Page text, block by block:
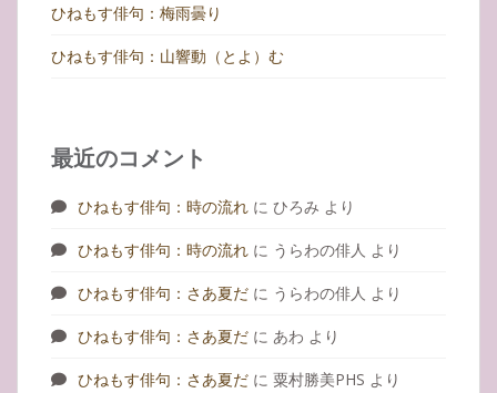
ひねもす俳句：梅雨曇り
ひねもす俳句：山響動（とよ）む
最近のコメント
ひねもす俳句：時の流れ に ひろみ より
ひねもす俳句：時の流れ に うらわの俳人 より
ひねもす俳句：さあ夏だ に うらわの俳人 より
ひねもす俳句：さあ夏だ に あわ より
ひねもす俳句：さあ夏だ に 粟村勝美PHS より